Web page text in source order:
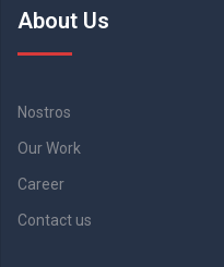
About Us
Nostros
Our Work
Career
Contact us